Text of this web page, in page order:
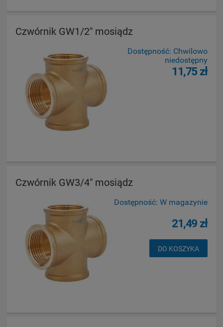
Czwórnik GW1/2" mosiądz
Dostępność: Chwilowo
niedostępny
11,75 zł
Czwórnik GW3/4" mosiądz
Dostępność: W magazynie
21,49 zł
DO KOSZYKA